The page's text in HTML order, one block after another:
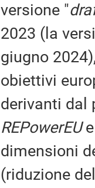
versione "
2023 (la
giugno
obiettivi
derivanti
REPowerEUe
dimensioni
(riduzione